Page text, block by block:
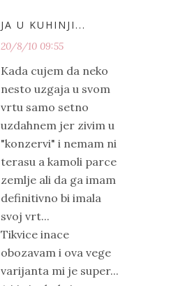
JA U KUHINJI...
20/8/10 09:55
Kada cujem da neko
nesto uzgaja u svom
vrtu samo setno
uzdahnem jer zivim u
"konzervi" i nemam ni
terasu a kamoli parce
zemlje ali da ga imam
definitivno bi imala
svoj vrt...
Tikvice inace
obozavam i ova vege
varijanta mi je super...